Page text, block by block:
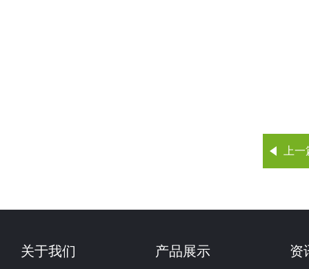
上
关于我们 产品展示 资